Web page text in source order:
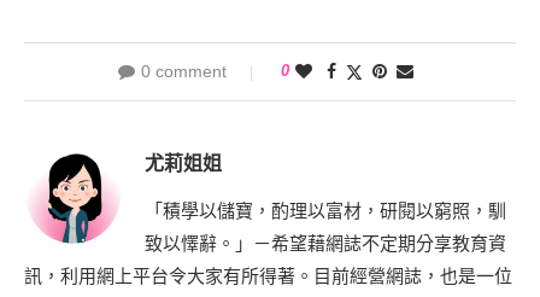
0 comment 0
尤莉姐姐
「積學以儲寶，酌理以富材，研閱以窮照，馴
致以懌辭。」－希望藉網誌不定期分享教育資
訊，利用網上平台令大家有所得著。目前經營網誌，也是一位